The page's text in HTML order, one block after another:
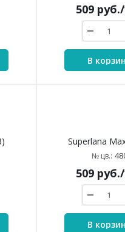
Superlana
№ цв.:
509руб.